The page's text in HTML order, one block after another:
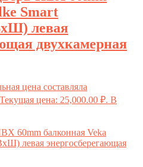
Smart
левая
двухкамерная
цена составляла
Текущая цена: 25,000.00 ₽. В